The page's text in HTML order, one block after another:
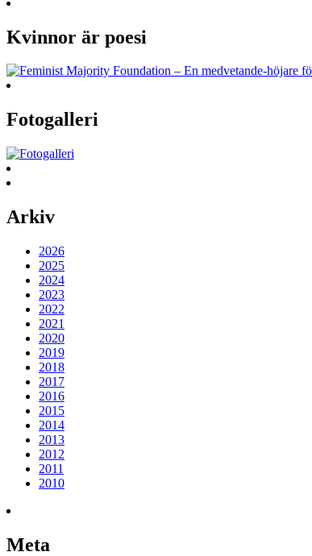
Kvinnor är poesi
Fotogalleri
Arkiv
2026
2025
2024
2023
2022
2021
2020
2019
2018
2017
2016
2015
2014
2013
2012
2011
2010
Meta